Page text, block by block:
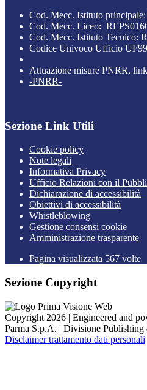
Cod. Mecc. Istituto
Cod. Mecc. Liceo:
Cod. Mecc. Istituto Tecnico:
Codice Univoco Ufficio
Attuazione misure PNRR,
-PNRR-
Sezione Link Utili
Cookie policy
Note legali
Informativa Privacy
Ufficio Relazioni con il
Dichiarazione di accessibilità
Obiettivi di accessibilità
Whistleblowing
Gestione consensi cookie
Amministrazione trasparente
Pagina visualizzata 567 volte
Sezione Copyright
Copyright 2026 | Engineered and
Parma S.p.A. | Divisione
Disclaimer trattamento dati personali